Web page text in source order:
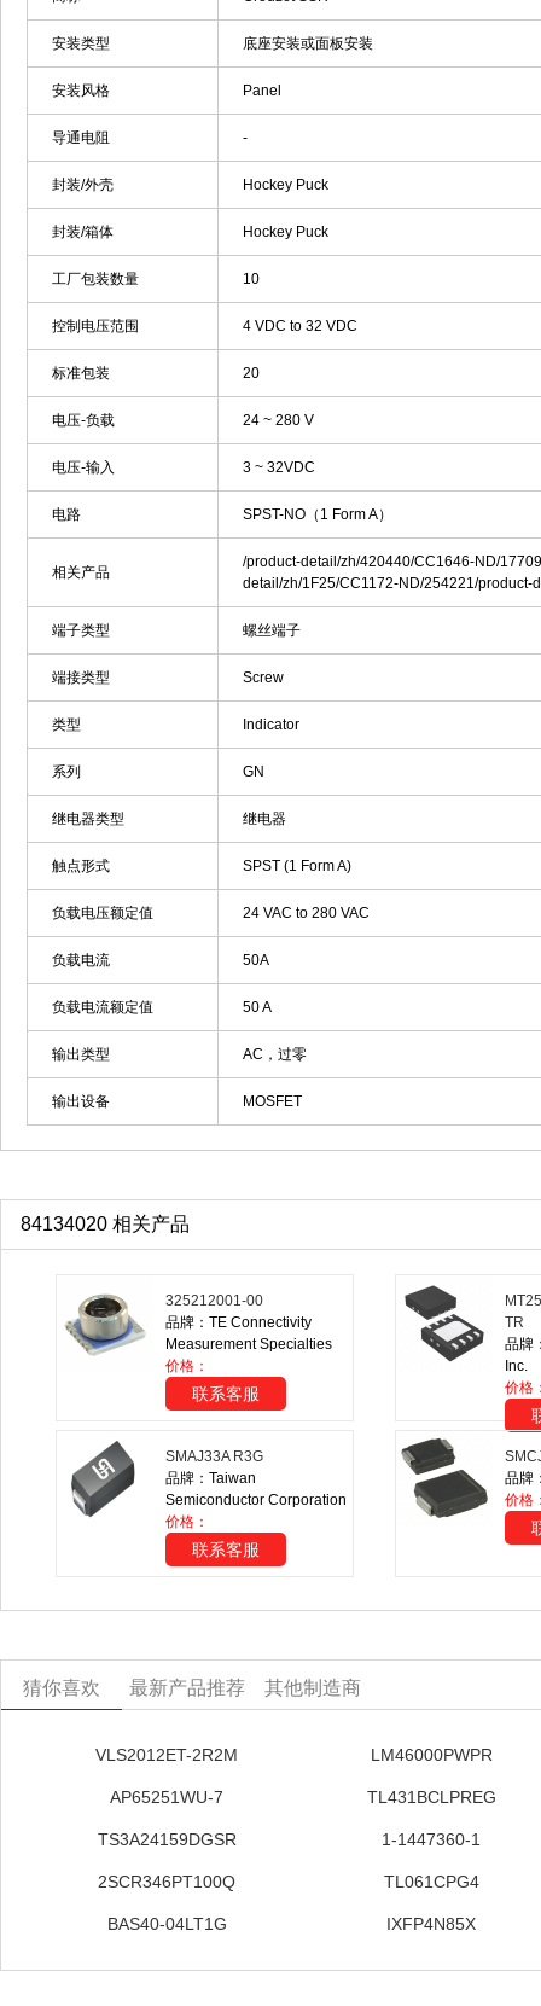
安装类型 底座安装或面板安装
安装风格 Panel
导通电阻 -
封装/外壳 Hockey Puck
封装/箱体 Hockey Puck
工厂包装数量 10
控制电压范围 4 VDC to 32 VDC
标准包装 20
电压-负载 24 ~ 280 V
电压-输入 3 ~ 32VDC
电路 SPST-NO（1 Form A）
相关产品
/product-detail/zh/420440/CC1646-ND/
detail/zh/1F25/CC1172-ND/254221/
端子类型 螺丝端子
端接类型 Screw
类型 Indicator
系列 GN
继电器类型 继电器
触点形式 SPST (1 Form A)
负载电压额定值 24 VAC to 280 VAC
负载电流 50A
负载电流额定值 50 A
输出类型 AC，过零
输出设备 MOSFET
84134020 相关产品
325212001-00
品牌：TE Connectivity
Measurement Specialties
价格：
联系客服
TR
品牌
Inc.
价格
SMAJ33A R3G
品牌：Taiwan
Semiconductor Corporation
价格：
联系客服
品牌
价格
猜你喜欢 最新产品推荐 其他制造商
VLS2012ET-2R2M LM46000PWPR
AP65251WU-7 TL431BCLPREG
TS3A24159DGSR 1-1447360-1
2SCR346PT100Q TL061CPG4
BAS40-04LT1G IXFP4N85X